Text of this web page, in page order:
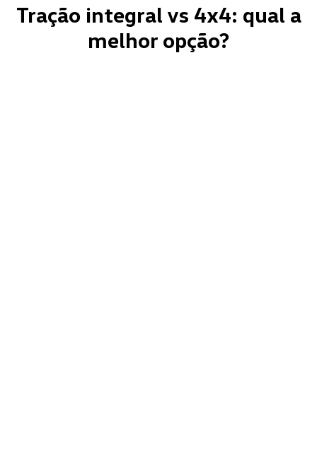
Tração integral vs 4x4: qual a
melhor opção?